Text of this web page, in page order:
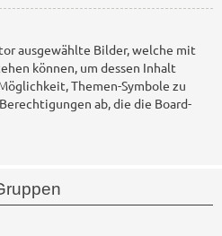
ausgewählte Bilder, welche mit
können, um dessen Inhalt
Themen-Symbole zu
ab, die die Board-